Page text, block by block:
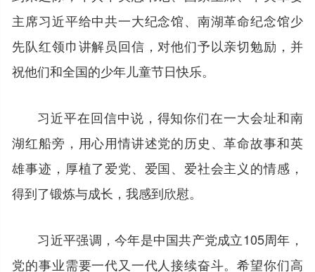
主席习近平给中共一大纪念馆、南湖革命纪念馆少
先队红领巾讲解员回信，对他们予以亲切勉励，并
祝他们和全国的少年儿童节日快乐。
习近平在回信中说，得知你们在一大会址和南
湖红船旁，用心用情讲述党的历史、革命故事和英
雄事迹，厚植了爱党、爱国、爱社会主义的情感，
得到了锻炼与成长，我感到欣慰。
习近平强调，今年是中国共产党成立105周年，
党的事业需要一代又一代人接续奋斗。希望你们高